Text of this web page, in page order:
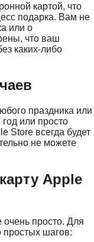
картой, что
подарка. Вам не
или о
что ваш
каких-либо
праздника или
или просто
Store всегда будет
не можете
Apple
просто. Для
простых шагов: